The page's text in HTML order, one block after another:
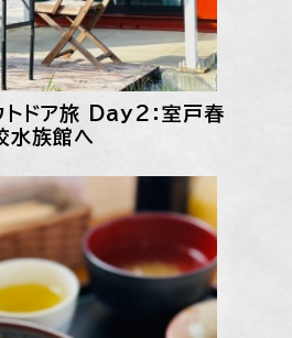
トドア旅 Day2：室戸春
水族館へ